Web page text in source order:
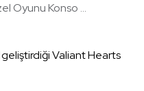
Oyunu Konso ...
Valiant Hearts